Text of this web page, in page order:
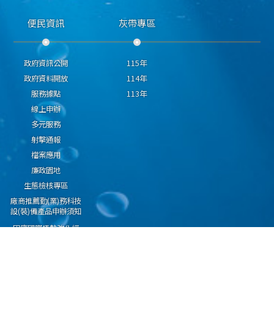
便民資訊
政府資訊公開
政府資料開放
服務據點
線上申辦
多元服務
射擊通報
檔案應用
廉政園地
生態檢核專區
廠商推薦勤(業)務科技
設(裝)備產品申辦須知
因應國際情勢強化經
灰帶專區
115年
114年
113年